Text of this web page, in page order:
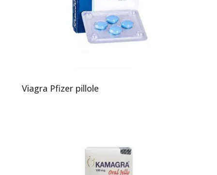
Viagra Pfizer pillole